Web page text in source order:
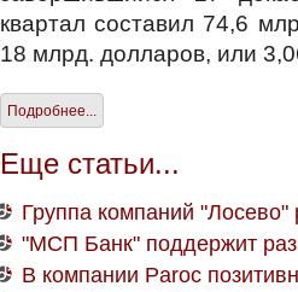
квартал составил 74,6
18 млрд. долларов, или
Подробнее...
Еще статьи...
Группа компаний
"МСП Банк" поддержит
В компании Paroc